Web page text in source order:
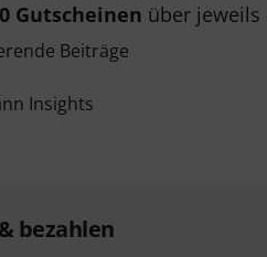
Gutscheinen über jeweils
Beiträge
Insights
bezahlen